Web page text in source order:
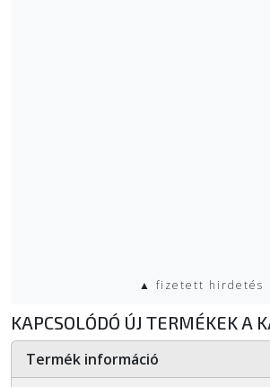
▲ fizetett hirdetés
KAPCSOLÓDÓ ÚJ TERMÉKEK A
Termék információ